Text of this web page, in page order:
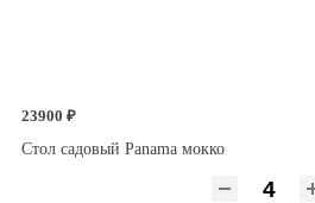
23900 ₽
Стол садовый Panama мокко